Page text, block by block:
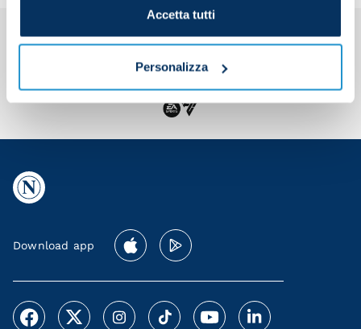
Accetta tutti
Personalizza
Download app